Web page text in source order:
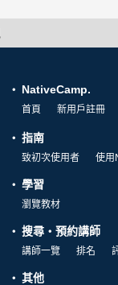
NativeCamp.
首頁 新用戶註冊
指南
致初次使用者 使用
學習
瀏覽教材
搜尋・預約講師
講師一覽 排名
其他